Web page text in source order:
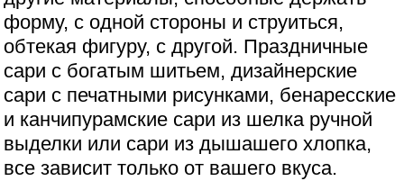
форму, с одной стороны и струиться,
обтекая фигуру, с другой. Праздничные
сари с богатым шитьем, дизайнерские
сари с печатными рисунками, бенаресские
и канчипурамские сари из шелка ручной
выделки или сари из дышашего хлопка,
все зависит только от вашего вкуса.